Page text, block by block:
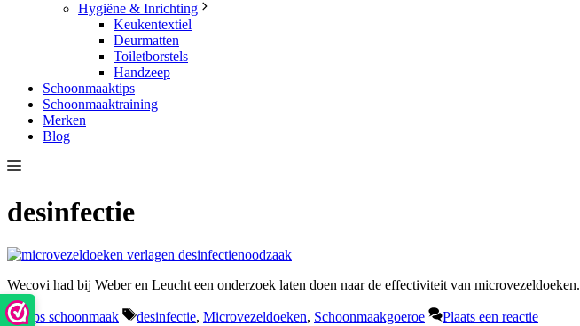
Hygiëne & Inrichting
Keukentextiel
Deurmatten
Toiletborstels
Handzeep
Schoonmaaktips
Schoonmaaktraining
Merken
Blog
desinfectie
Wecovi had bij Weber en Leucht een onderzoek laten doen naar de effectiviteit van microvezeldoeken.
Categorieën
Tips schoonmaak Tags
desinfectie, Microvezeldoeken, Schoonmaakgoeroe Plaats een reactie